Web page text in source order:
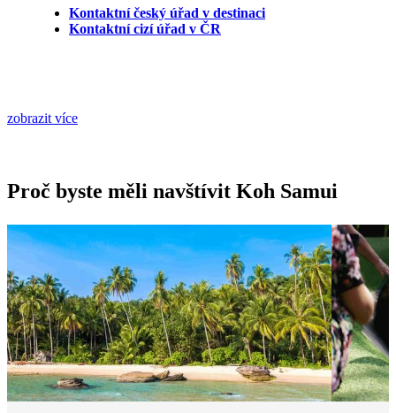
Kontaktní český úřad v destinaci
Kontaktní cizí úřad v ČR
zobrazit více
Proč byste měli navštívit Koh Samui